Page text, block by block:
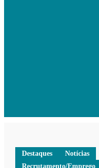
Destaques
Notícias
Recrutamento/Emprego